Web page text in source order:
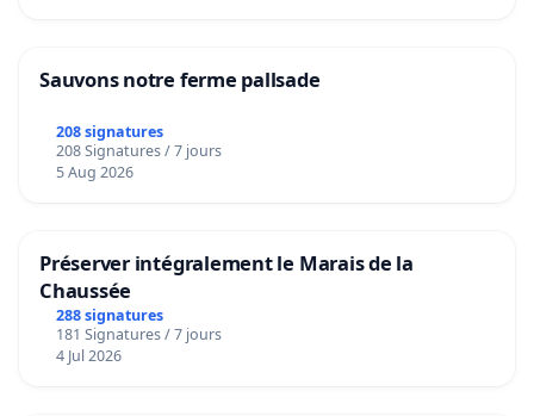
Sauvons notre ferme pallsade
208 signatures
208 Signatures / 7 jours
5 Aug 2026
Préserver intégralement le Marais de la
Chaussée
288 signatures
181 Signatures / 7 jours
4 Jul 2026